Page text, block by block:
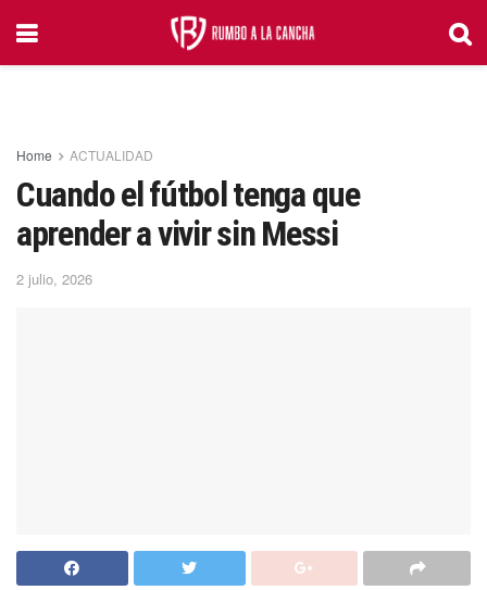
Home ACTUALIDAD
Cuando el fútbol tenga que
aprender a vivir sin Messi
2 julio, 2026